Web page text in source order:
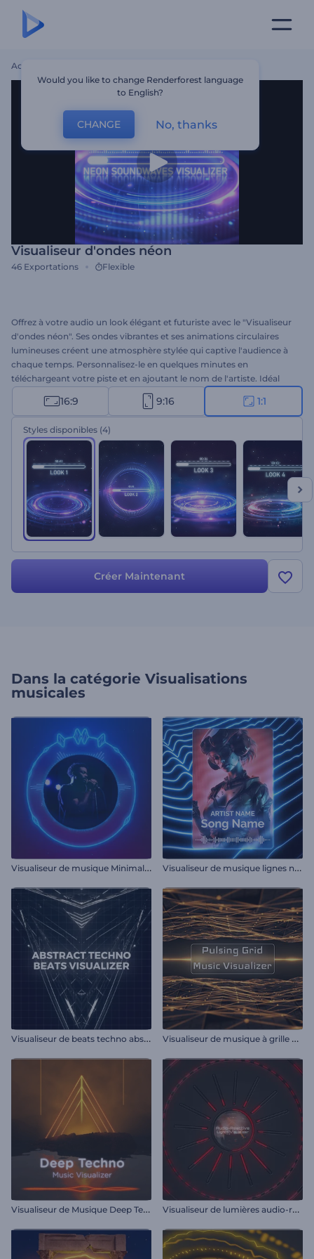
Accueil
Visualiseur d'ondes néon
46 Exportations Flexible
Offrez à votre audio un look élégant et futuriste avec le "Visualiseur
d'ondes néon". Ses ondes vibrantes et ses animations circulaires
lumineuses créent une atmosphère stylée qui captive l'audience à
chaque temps. Personnalisez-le en quelques minutes en
téléchargeant votre piste et en ajoutant le nom de l'artiste. Idéal
pour les chaînes musicales, podcasts, promos DJ et présentations
audio. Créez dès maintenant et transformez votre son en énergie
visuelle !
16:9 9:16 1:1
Styles disponibles (4)
Créer Maintenant
Dans la catégorie Visualisations
musicales
V
isualiseur de musique Minimal Beats V
isualiseur de musique lignes néon
V
isualiseur de beats techno abstraits V
isualiseur de musique à grille pulsante
V
isualiseur de Musique Deep Techno V
isualiseur de lumières audio-réactives
Would you like to change Renderforest language
to English?
CHANGE No, thanks